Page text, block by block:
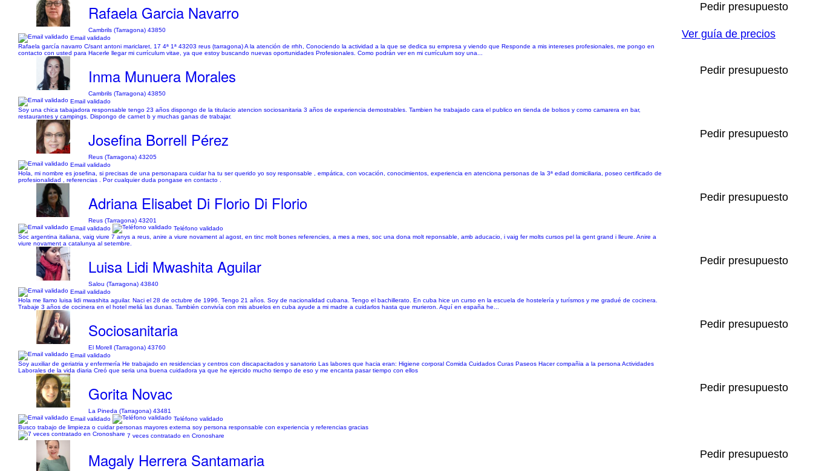
Rafaela Garcia Navarro
Cambrils (Tarragona) 43850
Email validado
Rafaela garcía navarro C/sant antoni mariclaret, 17 4ª 1ª 43203 reus (tarragona) A la atención de rrhh, Conociendo la actividad a la que se dedica su empresa y viendo que Responde a mis intereses profesionales, me pongo en
contacto con usted para Hacerle llegar mi currículum vitae, ya que estoy buscando nuevas oportunidades Profesionales. Como podrán ver en mi currículum soy una...
Pedir presupuesto
Inma Munuera Morales
Cambrils (Tarragona) 43850
Email validado
Soy una chica tabajadora responsable tengo 23 años dispongo de la titulacio atencion sociosanitaria 3 años de experiencia demostrables. Tambien he trabajado cara el publico en tienda de bolsos y como camarera en bar,
restaurantes y campings. Dispongo de carnet b y muchas ganas de trabajar.
Pedir presupuesto
Josefina Borrell Pérez
Reus (Tarragona) 43205
Email validado
Hola, mi nombre es josefina, si precisas de una personapara cuidar ha tu ser querido yo soy responsable , empática, con vocación, conocimientos, experiencia en atenciona personas de la 3ª edad domiciliaria, poseo certificado de
profesionalidad , referencias . Por cualquier duda pongase en contacto .
Pedir presupuesto
Adriana Elisabet Di Florio Di Florio
Reus (Tarragona) 43201
Email validado
Teléfono validado
Soc argentina italiana, vaig viure 7 anys a reus, anire a viure novament al agost, en tinc molt bones referencies, a mes a mes, soc una dona molt reponsable, amb aducacio, i vaig fer molts cursos pel la gent grand i lleure. Anire a
viure novament a catalunya al setembre.
Pedir presupuesto
Luisa Lidi Mwashita Aguilar
Salou (Tarragona) 43840
Email validado
Hola me llamo luisa lidi mwashita aguilar. Naci el 28 de octubre de 1996. Tengo 21 años. Soy de nacionalidad cubana. Tengo el bachillerato. En cuba hice un curso en la escuela de hostelería y turísmos y me gradué de cocinera.
Trabaje 3 años de cocinera en el hotel meliá las dunas. También convivía con mis abuelos en cuba ayude a mi madre a cuidarlos hasta que murieron. Aquí en españa he...
Pedir presupuesto
Sociosanitaria
El Morell (Tarragona) 43760
Email validado
Soy auxiliar de geriatria y enfermería He trabajado en residencias y centros con discapacitados y sanatorio Las labores que hacia eran: Higiene corporal Comida Cuidados Curas Paseos Hacer compañia a la persona Actividades
Laborales de la vida diaria Creó que seria una buena cuidadora ya que he ejercido mucho tiempo de eso y me encanta pasar tiempo con ellos
Pedir presupuesto
Gorita Novac
La Pineda (Tarragona) 43481
Email validado
Teléfono validado
Busco trabajo de limpieza o cuidar personas mayores externa soy persona responsable con experiencia y referencias gracias
7 veces contratado en Cronoshare
Pedir presupuesto
Magaly Herrera Santamaria Pedir presupuesto
Ver guía de precios